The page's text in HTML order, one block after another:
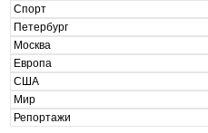
Спорт
Петербург
Москва
Европа
США
Мир
Репортажи